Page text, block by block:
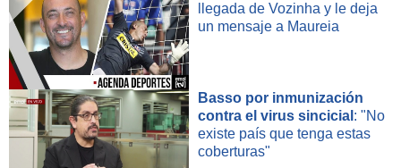
llegada de Vozinha y le deja
un mensaje a Maureia
Basso por inmunización
contra el virus sincicial : "No
existe país que tenga estas
coberturas"